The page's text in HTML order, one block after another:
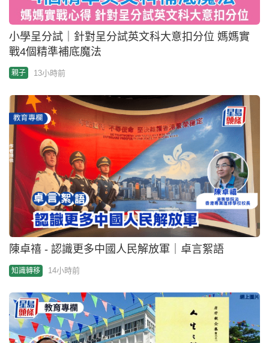
陳卓禧 - 認識更多中國人民解放軍｜卓言絮語
知識轉移 14小時前
陳偉邦 - 唐君毅《人生之體驗續編》 解構當代儒者人
生觀｜藝文薈
知識轉移 2026-08-06 20:00 HKT